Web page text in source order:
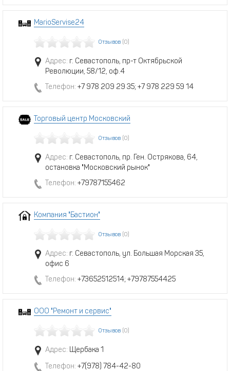
MarioServise24
Отзывов (0)
Адрес: г. Севастополь, пр-т Октябрьской
Революции, 58/12, оф.4
Телефон: +7 978 209 29 35; +7 978 229 59 14
Торговый центр Московский
Отзывов (0)
Адрес: г. Севастополь, пр. Ген. Острякова, 64,
остановка "Московский рынок"
Телефон: +79787155462
Компания "Бастион"
Отзывов (0)
Адрес: г. Севастополь, ул. Большая Морская 35,
офис 6
Телефон: +73652512514; +79787554425
ООО "Ремонт и сервис"
Отзывов (0)
Адрес: Щербака 1
Телефон: +7(978) 784-42-80